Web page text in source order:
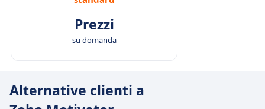
Prezzi
su domanda
Alternative clienti a